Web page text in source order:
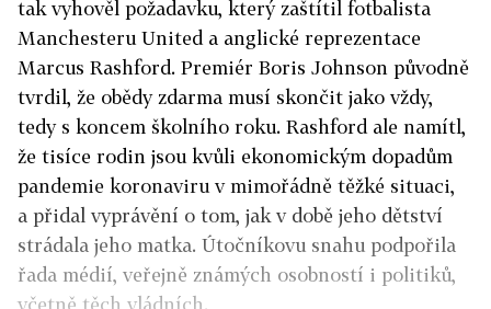
tak vyhověl požadavku, který zaštítil fotbalista
Manchesteru United a anglické reprezentace
Marcus Rashford. Premiér Boris Johnson původně
tvrdil, že obědy zdarma musí skončit jako vždy,
tedy s koncem školního roku. Rashford ale namítl,
že tisíce rodin jsou kvůli ekonomickým dopadům
pandemie koronaviru v mimořádně těžké situaci,
a přidal vyprávění o tom, jak v době jeho dětství
strádala jeho matka. Útočníkovu snahu podpořila
řada médií, veřejně známých osobností i politiků,
včetně těch vládních.